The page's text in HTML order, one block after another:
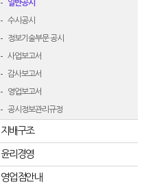
일반공시
수시공시
정보기술부문 공시
사업보고서
감사보고서
영업보고서
공시정보관리규정
지배구조
윤리경영
영업점안내